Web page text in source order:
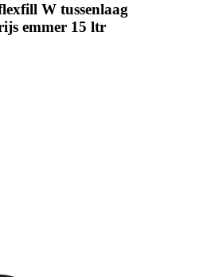
W tussenlaag
emmer 15 ltr